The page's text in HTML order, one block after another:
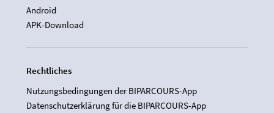
Android
APK-Download
Rechtliches
Nutzungsbedingungen der BIPARCOURS-App
Datenschutzerklärung für die BIPARCOURS-App